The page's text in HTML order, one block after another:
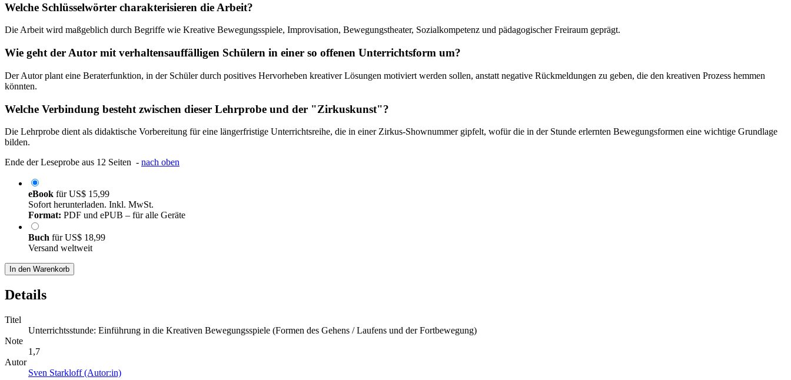
Welche Schlüsselwörter charakterisieren die Arbeit?
Die Arbeit wird maßgeblich durch Begriffe wie Kreative Bewegungsspiele, Improvisation, Bewegungstheater, Sozialkompetenz und pädagogischer Freiraum geprägt.
Wie geht der Autor mit verhaltensauffälligen Schülern in einer so offenen Unterrichtsform um?
Der Autor plant eine Beraterfunktion, in der Schüler durch positives Hervorheben kreativer Lösungen motiviert werden sollen, anstatt negative Rückmeldungen zu geben, die den kreativen Prozess hemmen
könnten.
Welche Verbindung besteht zwischen dieser Lehrprobe und der "Zirkuskunst"?
Die Lehrprobe dient als didaktische Vorbereitung für eine längerfristige Unterrichtsreihe, die in einer Zirkus-Shownummer gipfelt, wofür die in der Stunde erlernten Bewegungsformen eine wichtige Grundlage
bilden.
Ende der Leseprobe aus 12 Seiten - nach oben
eBook fürUS$ 15,99
Sofort herunterladen. Inkl. MwSt.
Format: PDF und ePUB – für alle Geräte
Buch fürUS$ 18,99
Versand weltweit
In den Warenkorb
Details
Titel
Unterrichtsstunde: Einführung in die Kreativen Bewegungsspiele (Formen des Gehens / Laufens und der Fortbewegung)
Note
1,7
Autor
Sven Starkloff (Autor:in)